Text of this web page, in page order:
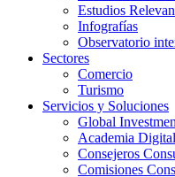
Estudios
Infografías
Observatorio
Sectores
Comercio
Turismo
Servicios y Soluciones
Global
Academia Digital
Consejeros
Comisiones